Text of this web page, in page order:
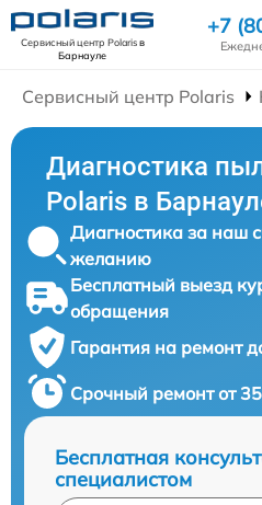
Сервисный центр Polarisв
Барнауле
+7
Сервисный центр Polaris
Диагностика
Polaris в
Диагностика за наш
желанию
Бесплатный выезд
обращения
Гарантия на ремонт
Срочный ремонт от
Бесплатная
специалистом